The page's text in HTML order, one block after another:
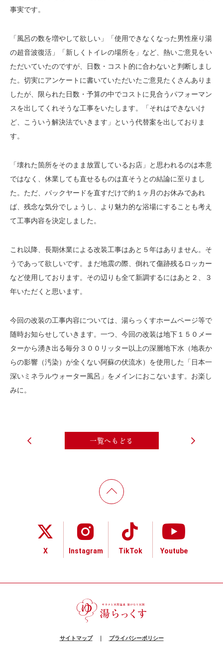
事実です。
「風呂の数を増やして欲しい」「使用できなくなった男性座り湯
の超音波復活」「新しくトイレの場所を」など、熱いご意見をい
ただいていたのですが、日数・コスト的に合わないと判断しまし
た。切実にアンケートに書いていただいたご意見たくさんありま
したが、限られた日数・予算の中でコストに見合うパフォーマン
スを出してくれそうな工事をいたします。「それはできないけ
ど、こういう解決法でいきます」という代替案を出しておりま
す。
「壊れた箇所をそのまま放置しているお店」と思われるのは本意
ではなく、休業しても直せるものは直そうとの結論に至りまし
た。ただ、バックヤードを直すだけで約１ヶ月のお休みであれ
ば、残念な気分でしょうし、より魅力的な浴場にすることも考え
て工事内容を決定しました。
これ以降、長期休業による改装工事はあと５年はありません。そ
うであって欲しいです。まだ地震の際、倒れて傷跡残るロッカー
など使用しております。その辺りも全て新調するにはあと２、３
年いただくと思います。
今回の改装の工事内容については、湯らっくすホームページ等で
随時お知らせしていきます。一つ、今回の改装は地下１５０メー
ターから湧き出る毎分３００リッター以上の深層地下水（地表か
らの影響（汚染）が全くない阿蘇の伏流水）を使用した「日本一
深いミネラルウォーター風呂」をメインにおこないます。お楽し
みに。
一覧へもどる
X Instagram TikTok Youtube
サイトマップ｜ プライバシーポリシー